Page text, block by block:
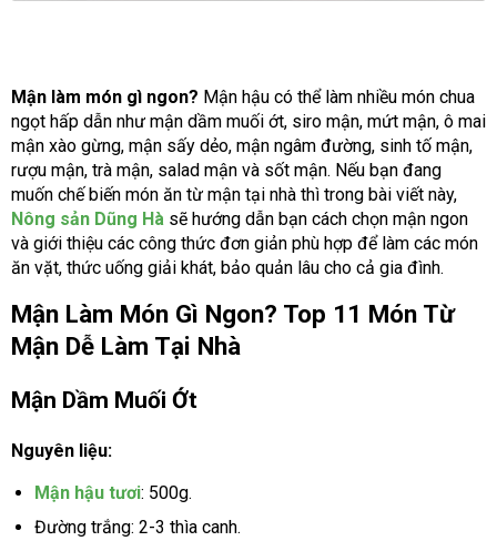
Mận làm món gì ngon? Mận hậu có thể làm nhiều món chua
ngọt hấp dẫn như mận dầm muối ớt, siro mận, mứt mận, ô mai
mận xào gừng, mận sấy dẻo, mận ngâm đường, sinh tố mận,
rượu mận, trà mận, salad mận và sốt mận. Nếu bạn đang
muốn chế biến món ăn từ mận tại nhà thì trong bài viết này,
Nông sản Dũng Hà sẽ hướng dẫn bạn cách chọn mận ngon
và giới thiệu các công thức đơn giản phù hợp để làm các món
ăn vặt, thức uống giải khát, bảo quản lâu cho cả gia đình.
Mận Làm Món Gì Ngon? Top 11 Món Từ
Mận Dễ Làm Tại Nhà
Mận Dầm Muối Ớt
Nguyên liệu:
Mận hậu tươi: 500g.
Đường trắng: 2-3 thìa canh.